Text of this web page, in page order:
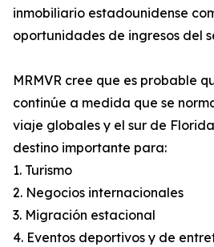
inmobiliario estadounidense
oportunidades de ingresos del
MRMVR cree que es probable
continúe a medida que se
viaje globales y el sur de
destino importante para:
1. Turismo
2. Negocios internacionales
3. Migración estacional
4. Eventos deportivos y de